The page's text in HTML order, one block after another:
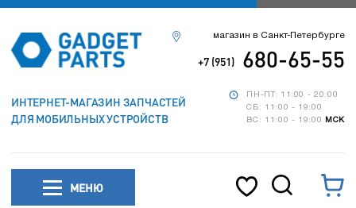
ИНТЕРНЕТ-МАГАЗИН ЗАПЧАСТЕЙ
ДЛЯ МОБИЛЬНЫХ УСТРОЙСТВ
ПН-ПТ: 11:00 - 20:00
СБ: 11:00 - 19:00
ВС: 11:00 - 19:00
МСК
магазин в Санкт-Петербурге
+7 (951) 680-65-55
МЕНЮ